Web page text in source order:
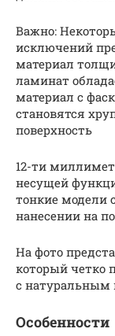
Важно:
исключений
материал
ламинат
материал с
становятся
поверхность
12-ти
несущей
тонкие модели
нанесении на
На фото
который четко
с
Особенности